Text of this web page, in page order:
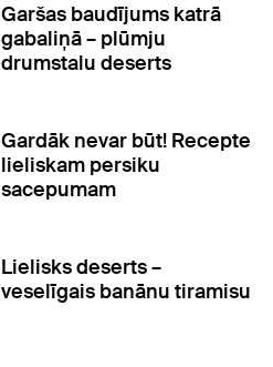
Garšas baudījums katrā
gabaliņā – plūmju
drumstalu deserts
Gardāk nevar būt! Recepte
lieliskam persiku
sacepumam
Lielisks deserts –
veselīgais banānu tiramisu